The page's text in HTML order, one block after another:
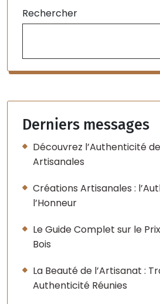
Rechercher
Derniers messages
Découvrez l’Authenticité
Artisanales
Créations Artisanales :
l’Honneur
Le Guide Complet sur le
Bois
La Beauté de l’Artisanat :
Authenticité Réunies